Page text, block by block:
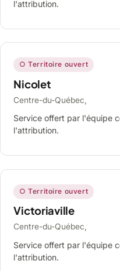
l'attribution.
○ Territoire ouvert
Nicolet
Centre-du-Québec,
Service offert par l'équipe
l'attribution.
○ Territoire ouvert
Victoriaville
Centre-du-Québec,
Service offert par l'équipe
l'attribution.